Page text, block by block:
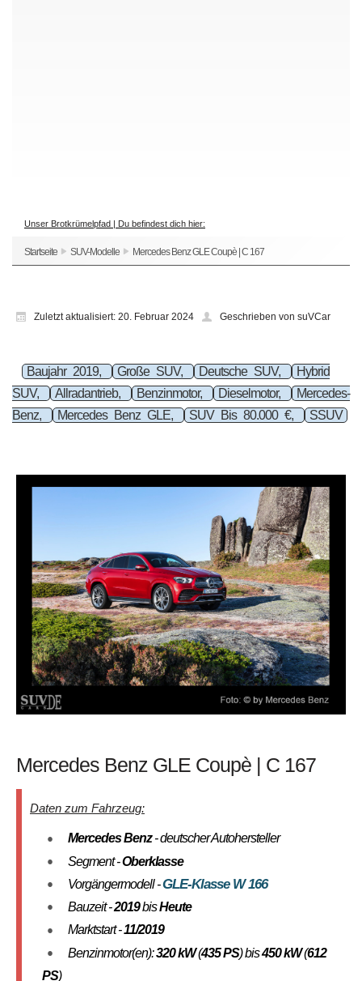
Unser Brotkrümelpfad | Du befindest dich hier:
Startseite SUV-Modelle Mercedes Benz GLE Coupè | C 167
Zuletzt aktualisiert: 20. Februar 2024 Geschrieben von suVCar
Baujahr 2019, Große SUV, Deutsche SUV,
Hybrid
SUV,
Allradantrieb, Benzinmotor, Dieselmotor,
Mercedes-
Benz,
Mercedes Benz GLE, SUV Bis 80.000 €, SSUV
Mercedes Benz GLE Coupè | C 167
Daten zum Fahrzeug:
Mercedes Benz- deutscher Autohersteller
Segment -Oberklasse
Vorgängermodell -GLE-Klasse W 166
Bauzeit -2019bisHeute
Marktstart -11/2019
Benzinmotor(en):320 kW(435 PS) bis450 kW(612
PS)